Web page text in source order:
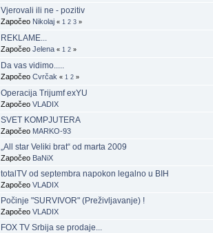
Vjerovali ili ne - pozitiv
Započeo Nikolaj « 1 2 3 »
REKLAME...
Započeo Jelena « 1 2 »
Da vas vidimo.....
Započeo Cvrčak « 1 2 »
Operacija Trijumf exYU
Započeo VLADIX
SVET KOMPJUTERA
Započeo MARKO-93
„All star Veliki brat“ od marta 2009
Započeo BaNiX
totalTV od septembra napokon legalno u BIH
Započeo VLADIX
Počinje "SURVIVOR" (Preživljavanje) !
Započeo VLADIX
FOX TV Srbija se prodaje...